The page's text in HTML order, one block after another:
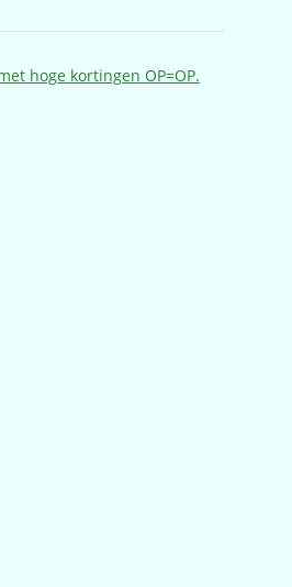
hoge kortingen OP=OP.